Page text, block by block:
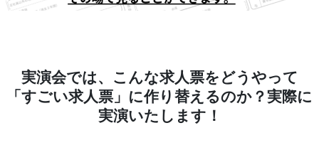
実演会では、こんな求人票をどうやって
「すごい求人票」に作り替えるのか？実際に
実演いたします！